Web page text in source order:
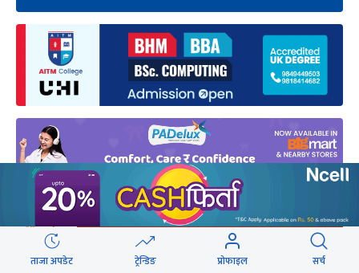
ताजा अपडेट ट्रेन्डिङ प्रोफाइल सर्च